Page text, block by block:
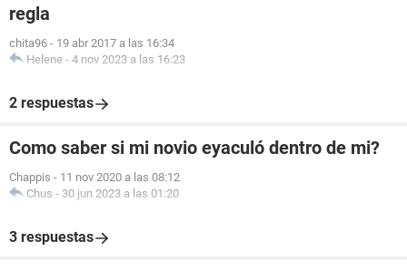
regla
chita96 - 19 abr 2017 a las 16:34
Helene - 4 nov 2023 a las 16:23
2 respuestas
Como saber si mi novio eyaculó dentro de mi?
Chappis - 11 nov 2020 a las 08:12
Chus - 30 jun 2023 a las 01:20
3 respuestas